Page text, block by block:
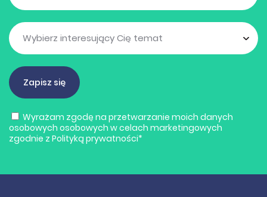
Wyrażam zgodę na przetwarzanie moich danych
osobowych osobowych w celach marketingowych
zgodnie z Polityką prywatności*